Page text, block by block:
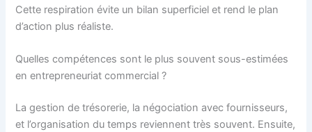
Cette respiration évite un bilan superficiel et rend le plan
d’action plus réaliste.
Quelles compétences sont le plus souvent sous-estimées
en entrepreneuriat commercial ?
La gestion de trésorerie, la négociation avec fournisseurs,
et l’organisation du temps reviennent très souvent. Ensuite,